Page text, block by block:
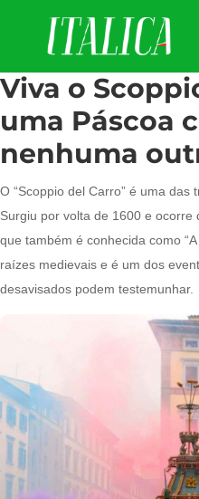
Viva o
uma Páscoa
nenhuma
O “Scoppio del Carro” é uma das
Surgiu por volta de 1600 e ocorre
que também é conhecida como
raízes medievais e é um dos
desavisados podem testemunhar.